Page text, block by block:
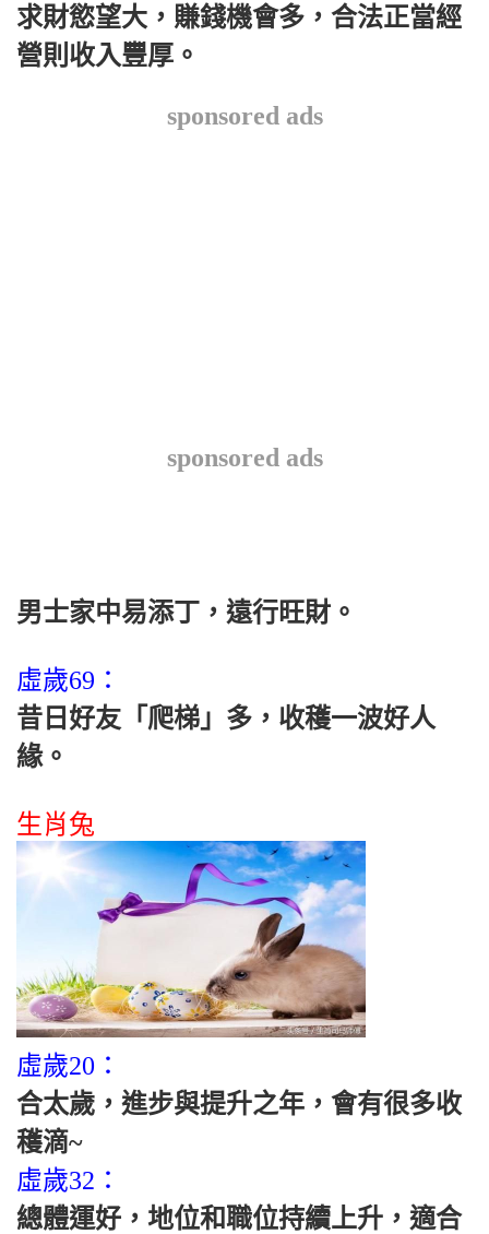
求財慾望大，賺錢機會多，合法正當經
營則收入豐厚。
sponsored ads
sponsored ads
男士家中易添丁，遠行旺財。
虛歲69：
昔日好友「爬梯」多，收穫一波好人
緣。
生肖兔
虛歲20：
合太歲，進步與提升之年，會有很多收
穫滴~
虛歲32：
總體運好，地位和職位持續上升，適合